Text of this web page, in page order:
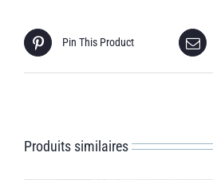
Pin This Product
Produits similaires